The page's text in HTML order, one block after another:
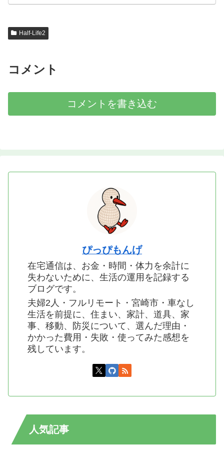
Half-Life2
コメント
コメントを書き込む
ぴっぴもんげ
在宅通信は、お金・時間・体力を余計に
失わないために、生活の運用を記録する
ブログです。
夫婦2人・フルリモート・宮崎市・車なし
生活を前提に、住まい、家計、道具、家
事、移動、防災について、選んだ理由・
かかった費用・失敗・使ってみた感想を
残しています。
人気記事